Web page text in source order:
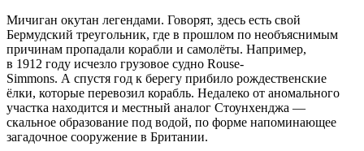
Мичиган окутан легендами. Говорят, здесь есть свой
Бермудский треугольник, где в прошлом по необъяснимым
причинам пропадали корабли и самолёты. Например,
в 1912 году исчезло грузовое судно Rouse-
Simmons. А спустя год к берегу прибило рождественские
ёлки, которые перевозил корабль. Недалеко от аномального
участка находится и местный аналог Стоунхенджа —
скальное образование под водой, по форме напоминающее
загадочное сооружение в Британии.